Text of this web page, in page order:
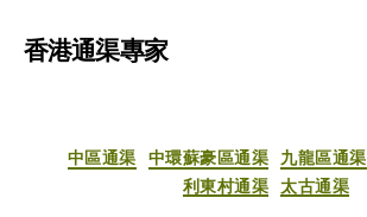
香港通渠專家
分
类
中區通渠 中環蘇豪區通渠 九龍區通渠
利東村通渠
太古通渠